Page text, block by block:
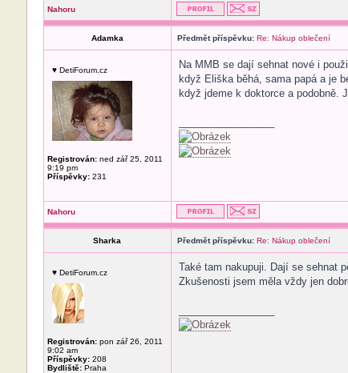
Nahoru
Adamka Předmět příspěvku: Re: Nákup oblečení
♥ DetiForum.cz
Registrován:ned zář 25, 2011
9:19 pm
Příspěvky:231
Na MMB se dají sehnat nové i
když Eliška běhá, sama papá a je
když jdeme k doktorce a podobně.
Nahoru
Sharka Předmět příspěvku: Re: Nákup oblečení
♥ DetiForum.cz
Registrován:pon zář 26, 2011
9:02 am
Příspěvky:208
Bydliště:Praha
Také tam nakupuji. Dají se sehnat
Zkušenosti jsem měla vždy jen